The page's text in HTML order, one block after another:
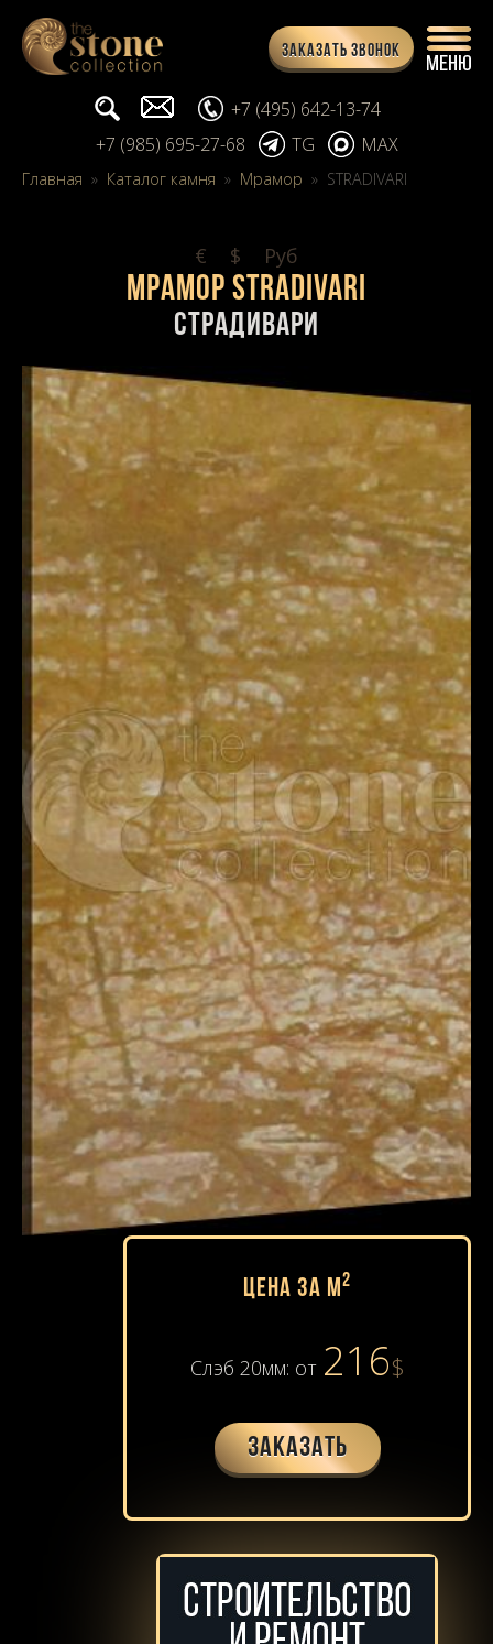
Заказать звонок
Поиск... info@stone-collection.ru
+7 (495) 642-13-74
+7 (985) 695-27-68
TG MAX
Главная » Каталог камня » Мрамор » STRADIVARI
€ $ Pуб
Мрамор STRADIVARI
Страдивари
Цена за м 2
Слэб 20мм: от 216$
Заказать